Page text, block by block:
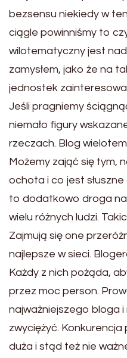
bezsensu niekiedy w
ciągle powinniśmy to
wilotematyczny jest
zamysłem, jako że na
jednostek
Jeśli pragniemy
niemało figury
rzeczach. Blog
Możemy zająć się tym,
ochota i co jest
to dodatkowo droga
wielu różnych ludzi.
Zajmują się one
najlepsze w sieci.
Każdy z nich pożąda,
przez moc person.
najważniejszego bloga
zwyciężyć.
duża i stąd też nie